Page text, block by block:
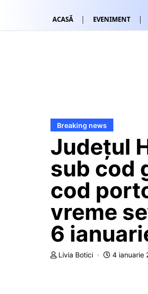
ACASĂ EVENIMENT
Breaking news
Județul
sub cod
cod
vreme
6
Livia Botici 4 ianuarie